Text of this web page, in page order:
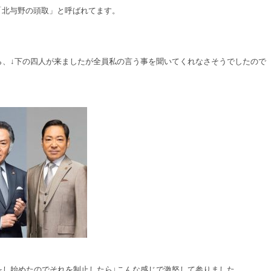
与野の頭取」と呼ばれてます。
↓下の四人が来ましたが全員私の言う事を聞いてくれなさそうでしたので